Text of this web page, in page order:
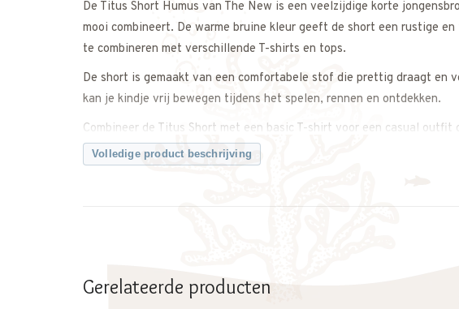
De Titus Short Humus van The New is een veelzijdige korte
mooi combineert. De warme bruine kleur geeft de short een rustige
te combineren met verschillende T-shirts en tops.
De short is gemaakt van een comfortabele stof die prettig draagt en
kan je kindje vrij bewegen tijdens het spelen, rennen en ontdekken.
Combineer de Titus Short met een basic T-shirt voor een casual
koelere momenten.
Twijfel je ergens over? Neem gerust contact met ons op. We adviseren
• Model: Titus Short
• Kleur: Humus (bruin)
Volledige product beschrijving
Gerelateerde producten